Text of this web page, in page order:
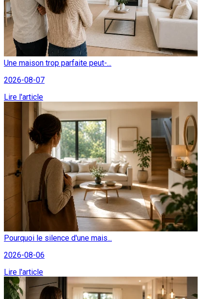
Une maison trop parfaite peut-...
2026-08-07
Lire l'article
Pourquoi le silence d'une mais...
2026-08-06
Lire l'article